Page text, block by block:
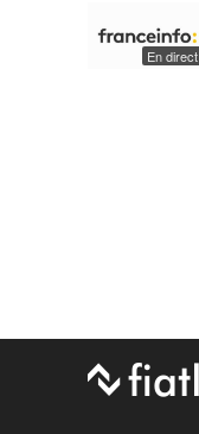
En direct